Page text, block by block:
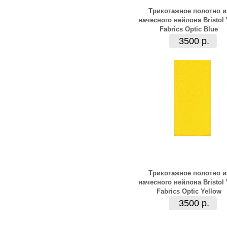
Трикотажное полотно
начесного нейлона Bristol
Fabrics Optic Blue
3500 р.
Трикотажное полотно
начесного нейлона Bristol
Fabrics Optic Yellow
3500 р.